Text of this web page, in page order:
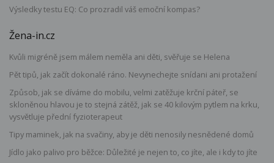
Výsledky testu EQ: Co prozradil váš emoční kompas?
Žena-in.cz
Kvůli migréně jsem málem neměla ani děti, svěřuje se Helena
Pět tipů, jak začít dokonalé ráno. Nevynechejte snídani ani protažení
Způsob, jak se díváme do mobilu, velmi zatěžuje krční páteř, se
skloněnou hlavou je to stejná zátěž, jak se 40 kilovým pytlem na krku,
vysvětluje přední fyzioterapeut
Tipy maminek, jak na svačiny, aby je děti nenosily nesnědené domů
Jídlo jako palivo pro běžce: Důležité je nejen to, co jíte, ale i kdy to jíte